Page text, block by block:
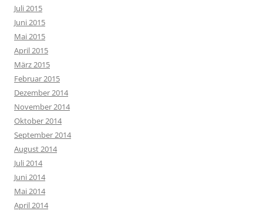
Juli 2015
Juni 2015
Mai 2015
April 2015
März 2015
Februar 2015
Dezember 2014
November 2014
Oktober 2014
September 2014
August 2014
Juli 2014
Juni 2014
Mai 2014
April 2014